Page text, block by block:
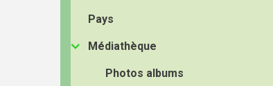
Pays
Médiathèque
Photos albums